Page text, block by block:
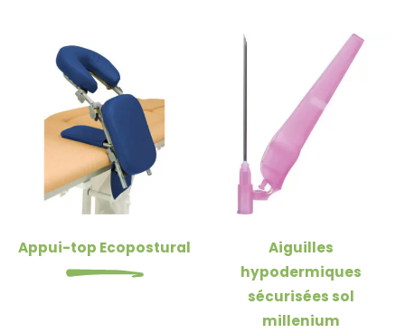
Appui-top Ecopostural
Aiguilles
hypodermiques
sécurisées sol
millenium